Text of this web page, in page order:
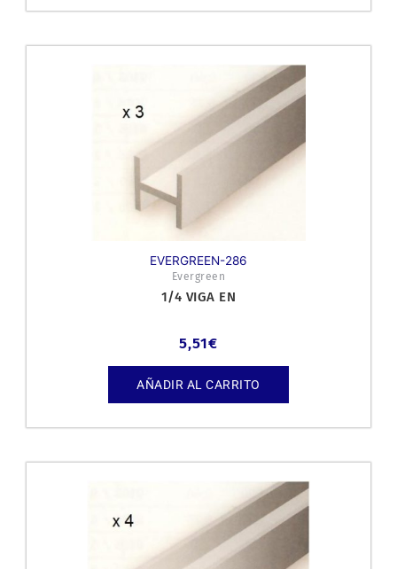
EVERGREEN-286
Evergreen
1/4 VIGA EN
5,51€
AÑADIR AL CARRITO